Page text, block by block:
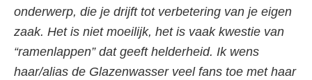
onderwerp, die je drijft tot verbetering van je eigen
zaak. Het is niet moeilijk, het is vaak kwestie van
“ramenlappen” dat geeft helderheid. Ik wens
haar/alias de Glazenwasser veel fans toe met haar